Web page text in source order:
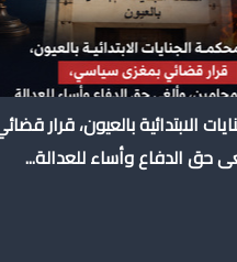
الابتدائية بالعيون، قرار
حق الدفاع وأساء للعدالة...